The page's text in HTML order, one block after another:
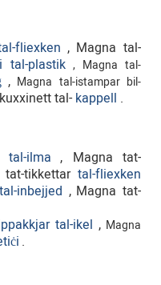
fliexken , Magna tal-
tal-plastik , Magna tal-
, Magna tal-istampar bil-
tal- kappell .
tal-ilma , Magna tat-
tat-tikkettartal-fliexken
tal-inbejjed , Magna tat-
tal-ikel ,Magna
.